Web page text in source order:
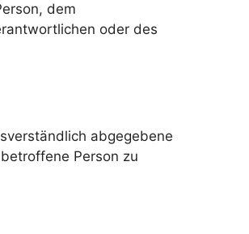
dem
oder des
abgegebene
Person zu